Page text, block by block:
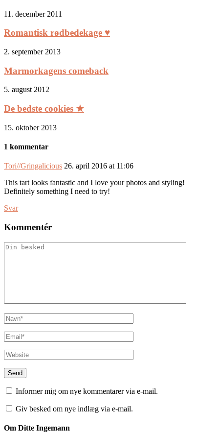
11. december 2011
Romantisk rødbedekage ♥
2. september 2013
Marmorkagens comeback
5. august 2012
De bedste cookies ★
15. oktober 2013
1 kommentar
Tori//Gringalicious 26. april 2016 at 11:06
This tart looks fantastic and I love your photos and styling!
Definitely something I need to try!
Svar
Kommentér
Informer mig om nye kommentarer via e-mail.
Giv besked om nye indlæg via e-mail.
Om Ditte Ingemann